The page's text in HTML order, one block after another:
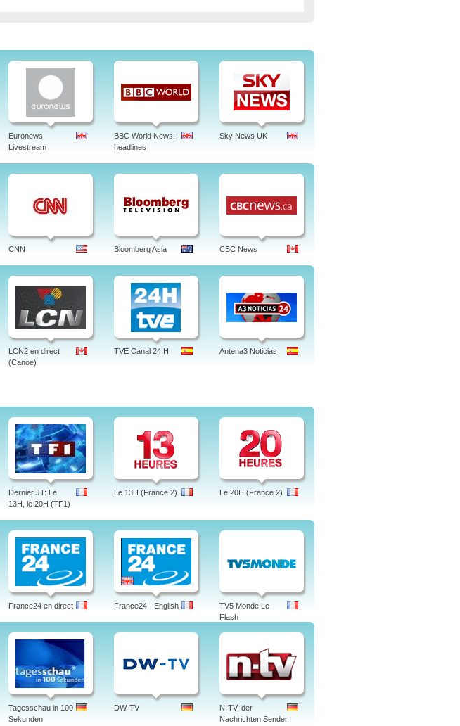
Euronews
Livestream
BBC World News:
headlines
Sky News UK
CNN Bloomberg Asia CBC News
LCN2 en direct
(Canoe)
TVE Canal 24 H Antena3 Noticias
Dernier JT: Le
13H, le 20H (TF1)
Le 13H (France 2) Le 20H (France 2)
France24 en direct France24 - English
TV5 Monde Le
Flash
Tagesschau in 100
Sekunden
DW-TV
N-TV, der
Nachrichten Sender